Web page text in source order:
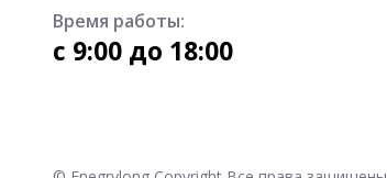
Время работы:
c 9:00 до 18:00